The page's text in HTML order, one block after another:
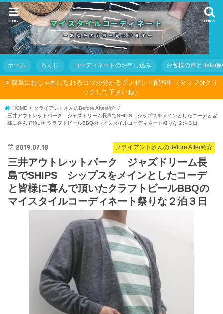
search
menu
ホーム もくじ コーディネートのお申し込み お客様の声とBefore
簡単におしゃれになれるコツが分かるプレゼント配布中（タップorクリ
ックして下さいね）
HOME
クライアントさんのBefore After紹介
三井アウトレットパーク ジャズドリーム長島でSHIPS シップスをメインとしたコーデと皆
様に喜んで頂いたクラフトビールBBQのマイスタイルコーディネート祭りな２泊３日
クライアントさんのBefore After紹介
2019.07.18
三井アウトレットパーク ジャズドリーム長
島でSHIPS シップスをメインとしたコーデ
と皆様に喜んで頂いたクラフトビールBBQの
マイスタイルコーディネート祭りな２泊３日